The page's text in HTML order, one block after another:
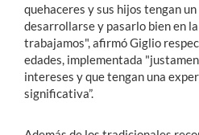
quehaceres y sus hijos tengan
desarrollarse y pasarlo bien en
trabajamos", afirmó Giglio
edades, implementada
intereses y que tengan una
significativa”.